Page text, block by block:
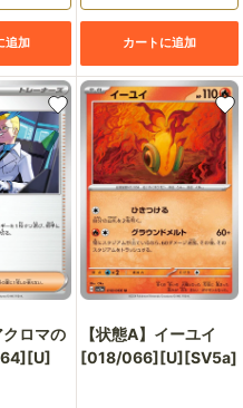
追加 カートに追加
クロマの
【状態A】イーユイ
[018/066][U][SV5a]